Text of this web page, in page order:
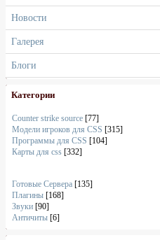
Новости
Галерея
Блоги
Категории
Counter strike source [77]
Модели игроков для CSS [315]
Программы для CSS [104]
Карты для css [332]
Готовые Сервера [135]
Плагины [168]
Звуки [90]
Античиты [6]